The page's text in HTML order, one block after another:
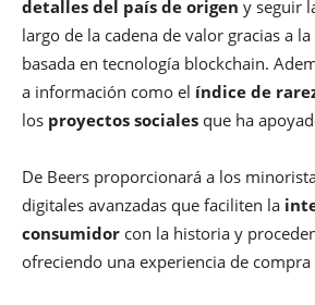
detalles del país de origen y seguir
largo de la cadena de valor gracias a
basada en tecnología blockchain.
a información como el índice de
los proyectos sociales que ha
De Beers proporcionará a los
digitales avanzadas que faciliten la
consumidor con la historia y
ofreciendo una experiencia de compra